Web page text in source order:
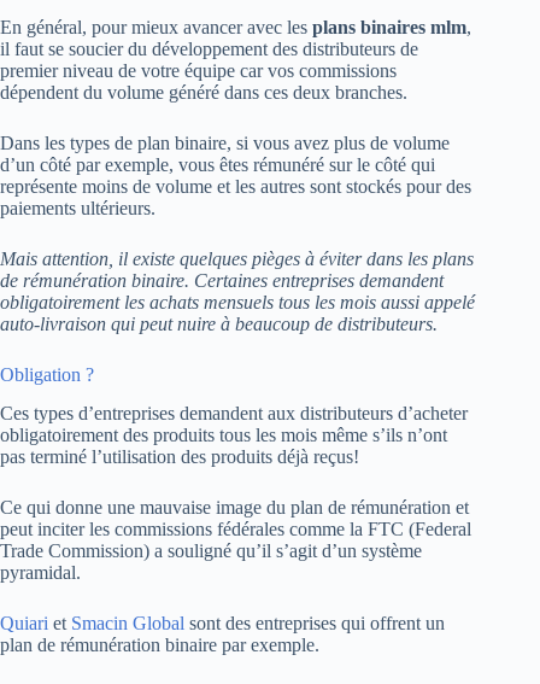
En général, pour mieux avancer avec les plans binaires mlm,
il faut se soucier du développement des distributeurs de
premier niveau de votre équipe car vos commissions
dépendent du volume généré dans ces deux branches.
Dans les types de plan binaire, si vous avez plus de volume
d’un côté par exemple, vous êtes rémunéré sur le côté qui
représente moins de volume et les autres sont stockés pour des
paiements ultérieurs.
Mais attention, il existe quelques pièges à éviter dans les plans
de rémunération binaire. Certaines entreprises demandent
obligatoirement les achats mensuels tous les mois aussi appelé
auto-livraison qui peut nuire à beaucoup de distributeurs.
Obligation ?
Ces types d’entreprises demandent aux distributeurs d’acheter
obligatoirement des produits tous les mois même s’ils n’ont
pas terminé l’utilisation des produits déjà reçus!
Ce qui donne une mauvaise image du plan de rémunération et
peut inciter les commissions fédérales comme la FTC (Federal
Trade Commission) a souligné qu’il s’agit d’un système
pyramidal.
Quiari et Smacin Global sont des entreprises qui offrent un
plan de rémunération binaire par exemple.